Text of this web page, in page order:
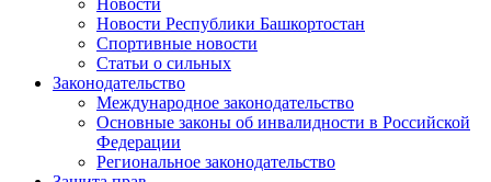
Новости Республики Башкортостан
Спортивные новости
Статьи о сильных
Законодательство
Международное законодательство
Основные законы об инвалидности в Российской
Федерации
Региональное законодательство